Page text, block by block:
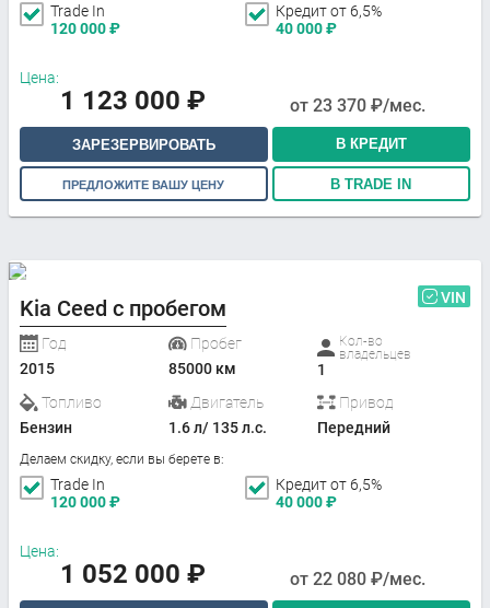
Trade In
120 000₽
Кредит от 6,5%
40 000₽
Цена:
1 123 000 ₽ от 23 370 ₽/мес.
ЗАРЕЗЕРВИРОВАТЬ В КРЕДИТ
ПРЕДЛОЖИТЕ ВАШУ ЦЕНУ В TRADE IN
Kia Ceed с пробегом VIN
Год
2015
Пробег
85000 км
Кол-во
владельцев
1
Топливо
Бензин
Двигатель
1.6 л/ 135 л.с.
Привод
Передний
Делаем скидку, если вы берете в:
Trade In
120 000₽
Кредит от 6,5%
40 000₽
Цена:
1 052 000 ₽ от 22 080 ₽/мес.